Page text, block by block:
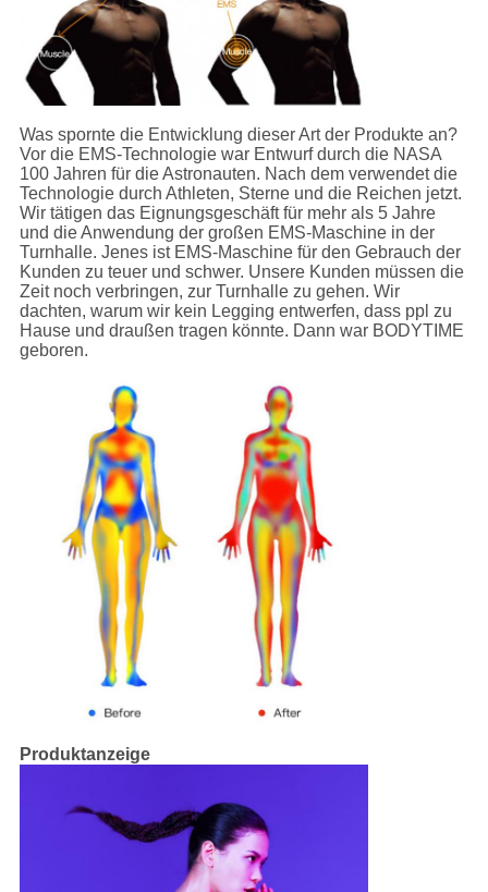
Was spornte die Entwicklung dieser Art der Produkte an?
Vor die EMS-Technologie war Entwurf durch die NASA
100 Jahren für die Astronauten. Nach dem verwendet die
Technologie durch Athleten, Sterne und die Reichen jetzt.
Wir tätigen das Eignungsgeschäft für mehr als 5 Jahre
und die Anwendung der großen EMS-Maschine in der
Turnhalle. Jenes ist EMS-Maschine für den Gebrauch der
Kunden zu teuer und schwer. Unsere Kunden müssen die
Zeit noch verbringen, zur Turnhalle zu gehen. Wir
dachten, warum wir kein Legging entwerfen, dass ppl zu
Hause und draußen tragen könnte. Dann war BODYTIME
geboren.
Produktanzeige